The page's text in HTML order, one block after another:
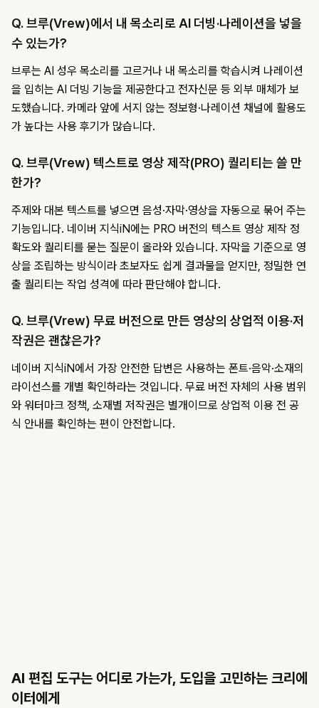
Q. 브루(Vrew)에서 내 목소리로 AI 더빙·나레이션을 넣을
수 있는가?
브루는 AI 성우 목소리를 고르거나 내 목소리를 학습시켜 나레이션
을 입히는 AI 더빙 기능을 제공한다고 전자신문 등 외부 매체가 보
도했습니다. 카메라 앞에 서지 않는 정보형·나레이션 채널에 활용도
가 높다는 사용 후기가 많습니다.
Q. 브루(Vrew) 텍스트로 영상 제작(PRO) 퀄리티는 쓸 만
한가?
주제와 대본 텍스트를 넣으면 음성·자막·영상을 자동으로 묶어 주는
기능입니다. 네이버 지식iN에는 PRO 버전의 텍스트 영상 제작 정
확도와 퀄리티를 묻는 질문이 올라와 있습니다. 자막을 기준으로 영
상을 조립하는 방식이라 초보자도 쉽게 결과물을 얻지만, 정밀한 연
출 퀄리티는 작업 성격에 따라 판단해야 합니다.
Q. 브루(Vrew) 무료 버전으로 만든 영상의 상업적 이용·저
작권은 괜찮은가?
네이버 지식iN에서 가장 안전한 답변은 사용하는 폰트·음악·소재의
라이선스를 개별 확인하라는 것입니다. 무료 버전 자체의 사용 범위
와 워터마크 정책, 소재별 저작권은 별개이므로 상업적 이용 전 공
식 안내를 확인하는 편이 안전합니다.
AI 편집 도구는 어디로 가는가, 도입을 고민하는 크리에
이터에게